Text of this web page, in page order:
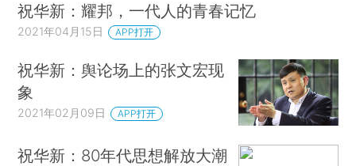
祝华新：耀邦，一代人的青春记忆
2021年04月15日 APP打开
祝华新：舆论场上的张文宏现
象
2021年02月09日 APP打开
祝华新：80年代思想解放大潮